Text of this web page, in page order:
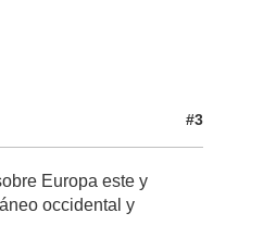
#3
Europa este y
occidental y